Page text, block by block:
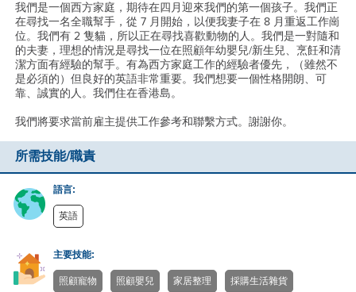
我們是一個西方家庭，期待在四月迎來我們的第一個孩子。我們正
在尋找一名全職幫手，從 7 月開始，以便我妻子在 8 月重返工作崗
位。我們有 2 隻貓，所以正在尋找喜歡動物的人。我們是一對隨和
的夫妻，理想的情況是尋找一位在照顧年幼嬰兒/新生兒、烹飪和清
潔方面有經驗的幫手。有為西方家庭工作的經驗者優先，（雖然不
是必須的）但良好的英語非常重要。我們想要一個性格開朗、可
靠、誠實的人。我們住在香港島。
我們將要求當前雇主提供工作參考和聯繫方式。謝謝你。
所需技能/職責
語言:
英語
主要技能:
照顧寵物 照顧嬰兒 家居整理 採購生活雜貨